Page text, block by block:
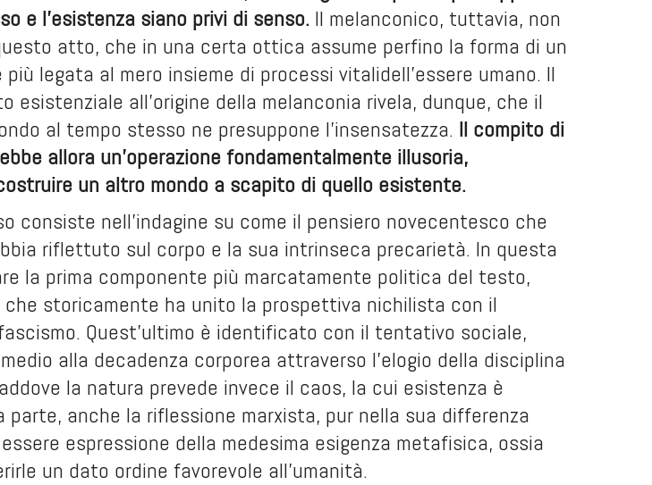
e l’esistenza siano privi di senso. Il melanconico, tuttavia, non
atto, che in una certa ottica assume perfino la forma di un
legata al mero insieme di processi vitalidell’essere umano. Il
all’origine della melanconia rivela, dunque, che il
al tempo stesso ne presuppone l’insensatezza. Il compito di
allora un’operazione fondamentalmente illusoria,
un altro mondo a scapito di quello esistente.
consiste nell’indagine su come il pensiero novecentesco che
riflettuto sul corpo e la sua intrinseca precarietà. In questa
la prima componente più marcatamente politica del testo,
storicamente ha unito la prospettiva nichilista con il
Quest’ultimo è identificato con il tentativo sociale,
alla decadenza corporea attraverso l’elogio della disciplina
la natura prevede invece il caos, la cui esistenza è
parte, anche la riflessione marxista, pur nella sua differenza
espressione della medesima esigenza metafisica, ossia
un dato ordine favorevole all’umanità.